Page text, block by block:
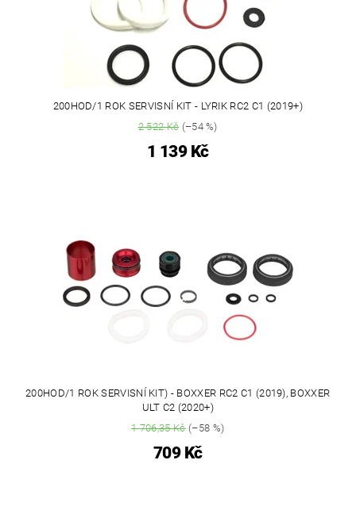
200HOD/1 ROK SERVISNÍ KIT - LYRIK RC2 C1 (2019+)
2 522 Kč(–54 %)
1 139 Kč
200HOD/1 ROK SERVISNÍ KIT) - BOXXER RC2 C1 (2019), BOXXER
ULT C2 (2020+)
1 706,35 Kč(–58 %)
709 Kč